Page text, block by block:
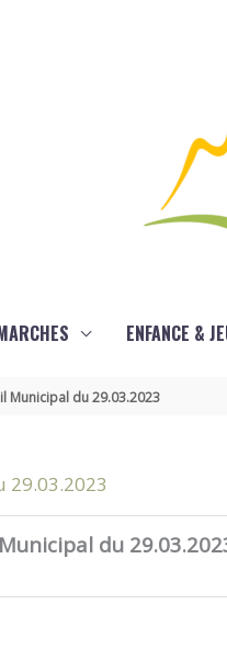
ENFANCE &
Municipal du 29.03.2023
29.03.2023
du